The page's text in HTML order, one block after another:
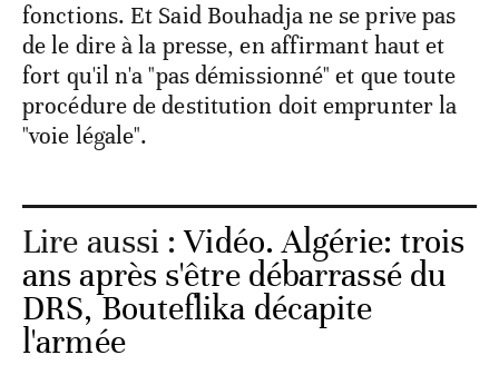
fonctions. Et Said Bouhadja ne se prive pas
de le dire à la presse, en affirmant haut et
fort qu'il n'a "pas démissionné" et que toute
procédure de destitution doit emprunter la
"voie légale".
Lire aussi :Vidéo. Algérie: trois
ans après s'être débarrassé du
DRS, Bouteflika décapite
l'armée